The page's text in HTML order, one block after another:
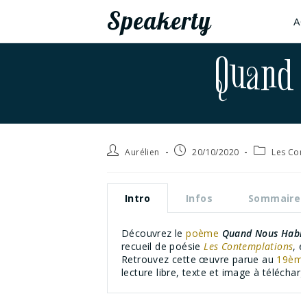
Speakerty
Aurélien 20/10/2020 Les
Intro Infos Sommaire
Découvrez lepoème Quand Nous
recueil de poésieLes Contemplations,
Retrouvez cette œuvre parue au
lecture libre, texte et image à